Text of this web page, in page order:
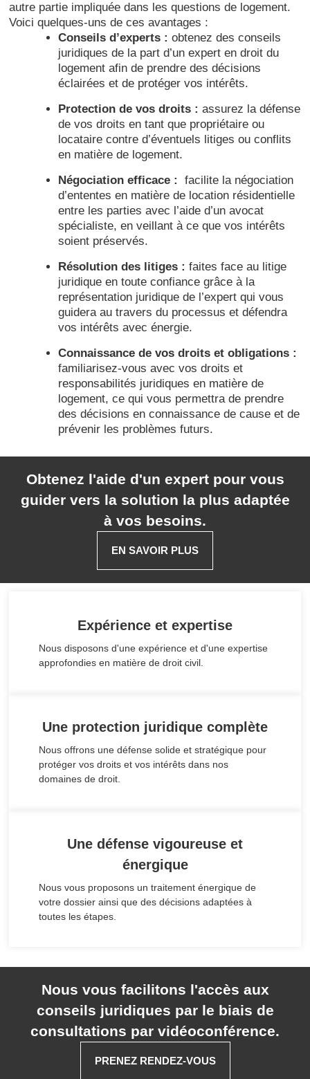
autre partie impliquée dans les questions de logement.
Voici quelques-uns de ces avantages :
Conseils d’experts : obtenez des conseils
juridiques de la part d’un expert en droit du
logement afin de prendre des décisions
éclairées et de protéger vos intérêts.
Protection de vos droits : assurez la défense
de vos droits en tant que propriétaire ou
locataire contre d’éventuels litiges ou conflits
en matière de logement.
Négociation efficace :
facilite la négociation
d’ententes en matière de location résidentielle
entre les parties avec l’aide d’un avocat
spécialiste, en veillant à ce que vos intérêts
soient préservés.
Résolution des litiges : faites face au litige
juridique en toute confiance grâce à la
représentation juridique de l’expert qui vous
guidera au travers du processus et défendra
vos intérêts avec énergie.
Connaissance de vos droits et obligations :
familiarisez-vous avec vos droits et
responsabilités juridiques en matière de
logement, ce qui vous permettra de prendre
des décisions en connaissance de cause et de
prévenir les problèmes futurs.
Obtenez l'aide d'un expert pour vous
guider vers la solution la plus adaptée
à vos besoins.
EN SAVOIR PLUS
Expérience et expertise
Nous disposons d'une expérience et d'une expertise
approfondies en matière de droit civil.
Une protection juridique complète
Nous offrons une défense solide et stratégique pour
protéger vos droits et vos intérêts dans nos
domaines de droit.
Une défense vigoureuse et
énergique
Nous vous proposons un traitement énergique de
votre dossier ainsi que des décisions adaptées à
toutes les étapes.
Nous vous facilitons l'accès aux
conseils juridiques par le biais de
consultations par vidéoconférence.
PRENEZ RENDEZ-VOUS